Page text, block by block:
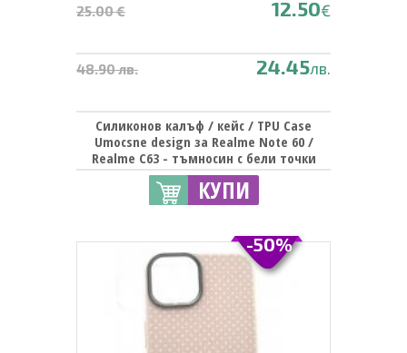
25.00 € 12.50€
48.90 лв. 24.45лв.
Силиконов калъф / кейс / TPU Case
Umocsne design за Realme Note 60 /
Realme C63 - тъмносин с бели точки
КУПИ
-50%